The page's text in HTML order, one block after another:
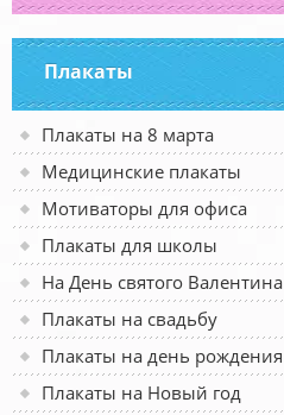
Плакаты
Плакаты на 8 марта
Медицинские плакаты
Мотиваторы для офиса
Плакаты для школы
На День святого Валентина
Плакаты на свадьбу
Плакаты на день рождения
Плакаты на Новый год